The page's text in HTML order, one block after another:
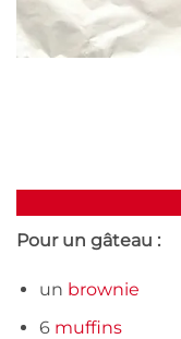
Pour un gâteau :
un brownie
6 muffins